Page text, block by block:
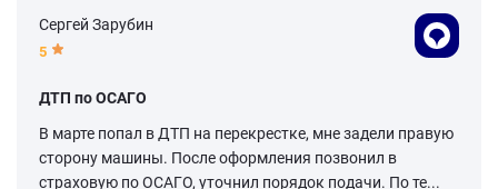
Сергей Зарубин
5
ДТП по ОСАГО
В марте попал в ДТП на перекрестке, мне задели правую
сторону машины. После оформления позвонил в
страховую по ОСАГО, уточнил порядок подачи. По те...